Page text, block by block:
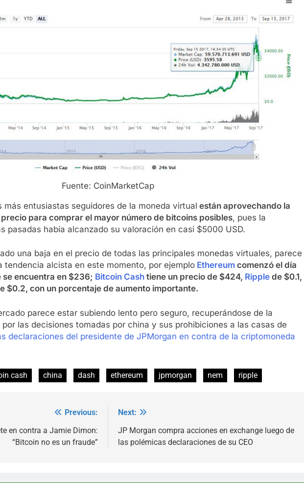
Fuente: CoinMarketCap
más entusiastas seguidores de la moneda virtual están aprovechando la
para comprar el mayor número de bitcoins posibles, pues la
pasadas había alcanzado su valoración en casi $5000 USD.
una baja en el precio de todas las principales monedas virtuales, parece
tendencia alcista en este momento, por ejemplo Ethereum comenzó el día
encuentra en $236; Bitcoin Cash tiene un precio de $424, Ripple de $0.1,
$0.2, con un porcentaje de aumento importante.
parece estar subiendo lento pero seguro, recuperándose de la
las decisiones tomadas por china y sus prohibiciones a las casas de
declaraciones del presidente de JPMorgan en contra de la criptomoneda
cash china dash ethereum jpmorgan nem ripple
Previous:
en contra a Jamie Dimon:
“Bitcoin no es un fraude”
Next:
JP Morgan compra acciones en exchange luego de
las polémicas declaraciones de su CEO